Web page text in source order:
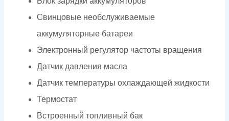
Свинцовые необслуживаемые
аккумуляторные батареи
Электронный регулятор частоты вращения
Датчик давления масла
Датчик температуры охлаждающей жидкости
Термостат
Встроенный топливный бак